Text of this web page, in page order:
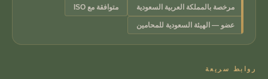
مرخصة بالمملكة العربية السعودية متوافقة مع ISO
عضو — الهيئة السعودية للمحامين
روابط سريعة